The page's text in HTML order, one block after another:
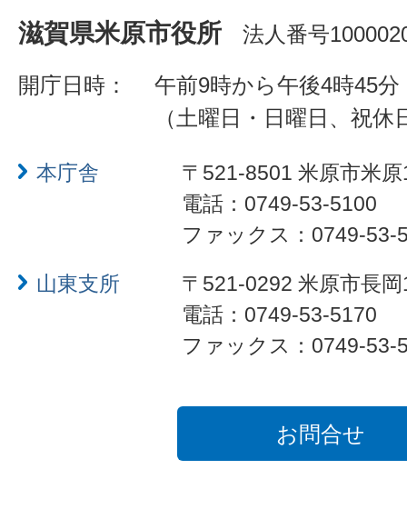
滋賀県米原市役所 法人番号
開庁日時：
午前9時から午後4時45分
（土曜日・日曜日、祝
本庁舎
〒521-8501 米原市米
電話：0749-53-5100
ファックス：0749-53-
山東支所
〒521-0292 米原市長
電話：0749-53-5170
ファックス：0749-53-
お問合せ